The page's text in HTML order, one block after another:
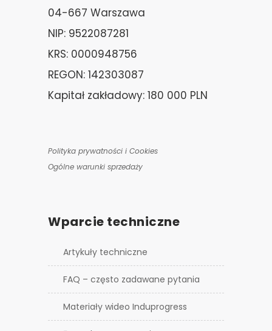
04-667 Warszawa
NIP: 9522087281
KRS: 0000948756
REGON: 142303087
Kapitał zakładowy: 180 000 PLN
Polityka prywatności i Cookies
Ogólne warunki sprzedaży
Wparcie techniczne
Artykuły techniczne
FAQ – często zadawane pytania
Materiały wideo Induprogress